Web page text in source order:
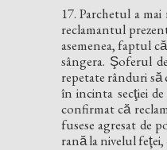
17. Parchetul a
reclamantul
asemenea, faptul
sângera. Şoferul
repetate rânduri să
în incinta secţiei
confirmat că
fusese agresat de
rană la nivelul